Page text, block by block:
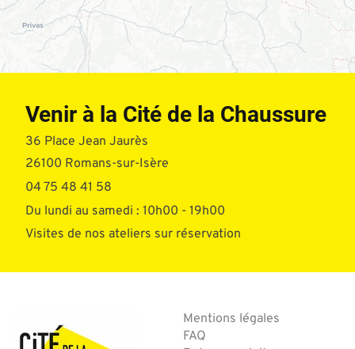
Venir à la Cité de la Chaussure
36 Place Jean Jaurès
26100 Romans-sur-Isère
04 75 48 41 58
Du lundi au samedi : 10h00 - 19h00
Visites de nos ateliers sur réservation
Mentions légales
FAQ